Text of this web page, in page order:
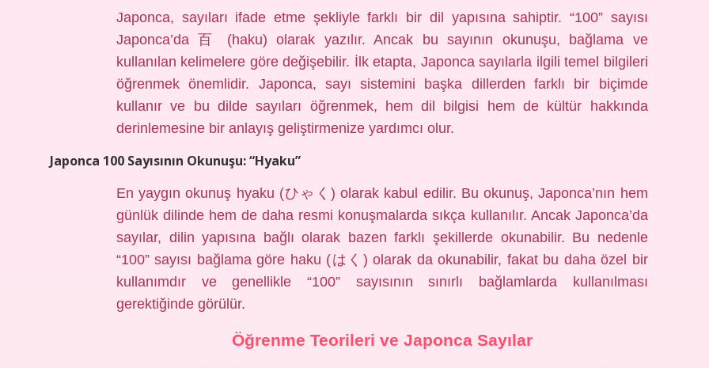
Japonca, sayıları ifade etme şekliyle farklı bir dil yapısına sahiptir. “100” sayısı
Japonca’da 百 (haku) olarak yazılır. Ancak bu sayının okunuşu, bağlama ve
kullanılan kelimelere göre değişebilir. İlk etapta, Japonca sayılarla ilgili temel bilgileri
öğrenmek önemlidir. Japonca, sayı sistemini başka dillerden farklı bir biçimde
kullanır ve bu dilde sayıları öğrenmek, hem dil bilgisi hem de kültür hakkında
derinlemesine bir anlayış geliştirmenize yardımcı olur.
Japonca 100 Sayısının Okunuşu: “Hyaku”
En yaygın okunuş hyaku (ひゃく) olarak kabul edilir. Bu okunuş, Japonca’nın hem
günlük dilinde hem de daha resmi konuşmalarda sıkça kullanılır. Ancak Japonca’da
sayılar, dilin yapısına bağlı olarak bazen farklı şekillerde okunabilir. Bu nedenle
“100” sayısı bağlama göre haku (はく) olarak da okunabilir, fakat bu daha özel bir
kullanımdır ve genellikle “100” sayısının sınırlı bağlamlarda kullanılması
gerektiğinde görülür.
Öğrenme Teorileri ve Japonca Sayılar